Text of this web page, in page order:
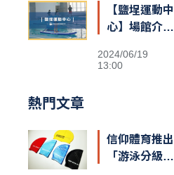
【鹽埕運動中
心】場館介紹
2024/06/19
13:00
熱門文章
信仰體育推出
「游泳分級」